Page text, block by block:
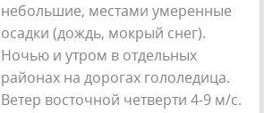
небольшие, местами умеренные
осадки (дождь, мокрый снег).
Ночью и утром в отдельных
районах на дорогах гололедица.
Ветер восточной четверти 4-9 м/с.